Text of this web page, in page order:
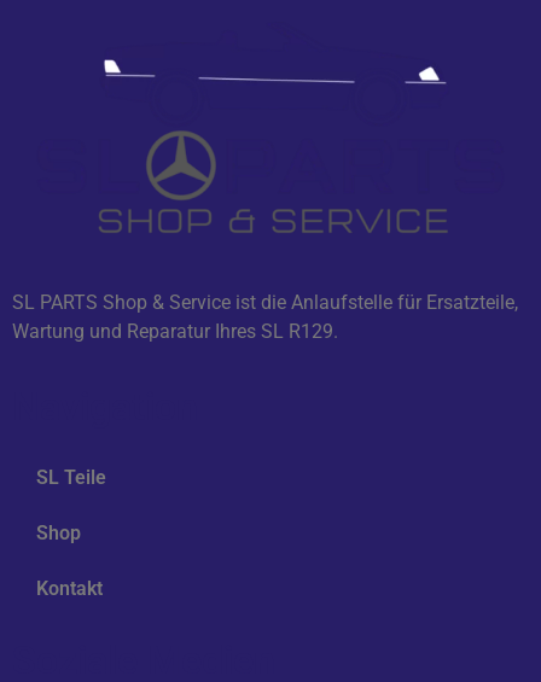
SL PARTS Shop & Service ist die Anlaufstelle für Ersatzteile,
Wartung und Reparatur Ihres SL R129.
SL Teile
Shop
Kontakt